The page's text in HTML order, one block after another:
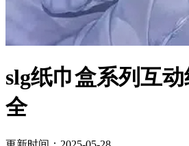
slg纸巾盒系列互
全